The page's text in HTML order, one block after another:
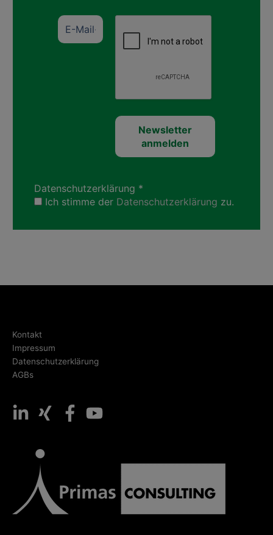
Datenschutzerklärung *
Ich stimme der Datenschutzerklärung zu.
Kontakt
Impressum
Datenschutzerklärung
AGBs